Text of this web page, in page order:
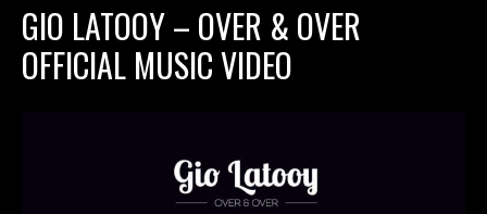
GIO LATOOY – OVER & OVER
OFFICIAL MUSIC VIDEO